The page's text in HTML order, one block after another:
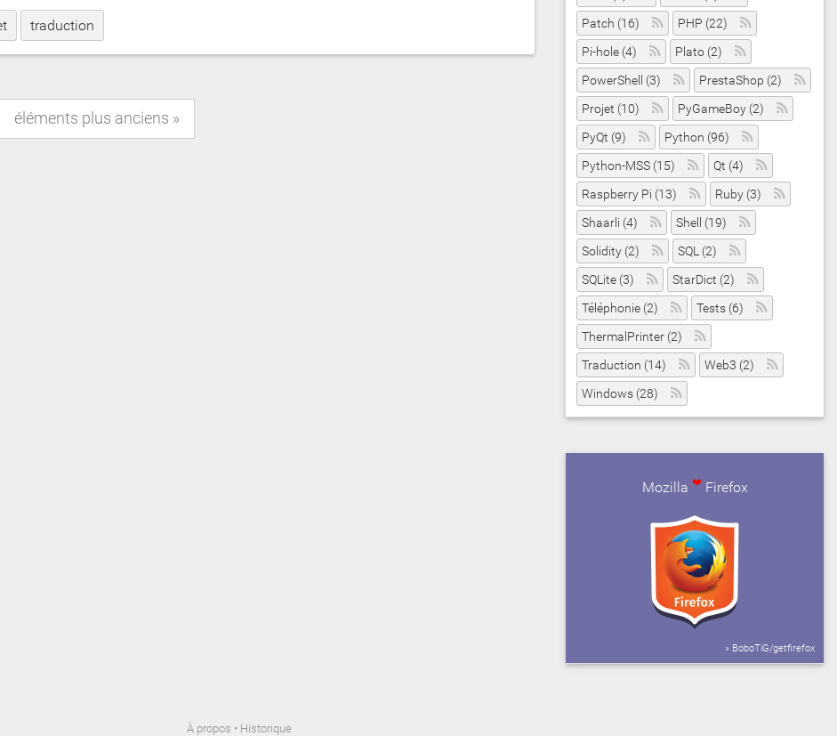
Patch (16)
PHP (22)
Pi-hole (4)
Plato (2)
PowerShell (3)
PrestaShop (2)
Projet (10)
PyGameBoy (2)
PyQt (9)
Python (96)
Python-MSS (15)
Qt (4)
Raspberry Pi (13)
Ruby (3)
Shaarli (4)
Shell (19)
Solidity (2)
SQL (2)
SQLite (3)
StarDict (2)
Téléphonie (2)
Tests (6)
ThermalPrinter (2)
Traduction (14)
Web3 (2)
Windows (28)
Mozilla ❤ Firefox
» BoboTiG/getfirefox
traduction
éléments plus anciens
À propos • Historique